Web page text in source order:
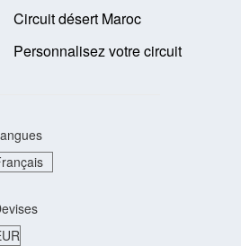
Circuit désert Maroc
Personnalisez votre circuit